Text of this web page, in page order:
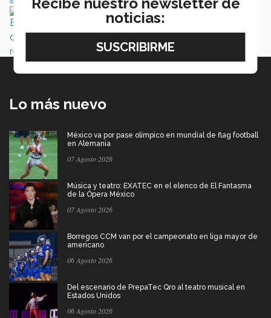
Estudiante del Tec reconocido como promesa
de la ingeniería mexicana
Ramiro Páramo
Lo más nuevo
México va por pase olímpico en mundial de flag football
en Alemania
07 Agosto 2026
Música y teatro: EXATEC en el elenco de El Fantasma
de la Ópera México
07 Agosto 2026
Borregos CCM van por el campeonato en liga mayor de
americano
06 Agosto 2026
Del escenario de PrepaTec Qro al teatro musical en
Estados Unidos
06 Agosto 2026
Recibe nuestro newsletter de
noticias: